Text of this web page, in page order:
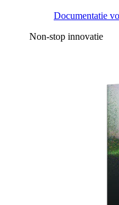
Documentatie
Non-stop innovatie